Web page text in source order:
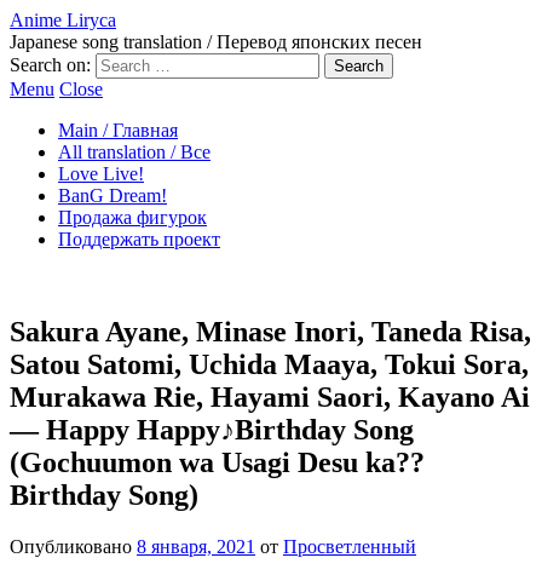
Anime Liryca
Japanese song translation / Перевод японских песен
Search on:
Menu Close
Main / Главная
All translation / Все
Love Live!
BanG Dream!
Продажа фигурок
Поддержать проект
Sakura Ayane, Minase Inori, Taneda Risa,
Satou Satomi, Uchida Maaya, Tokui Sora,
Murakawa Rie, Hayami Saori, Kayano Ai
— Happy Happy♪Birthday Song
(Gochuumon wa Usagi Desu ka??
Birthday Song)
Опубликовано 8 января, 2021 от Просветленный